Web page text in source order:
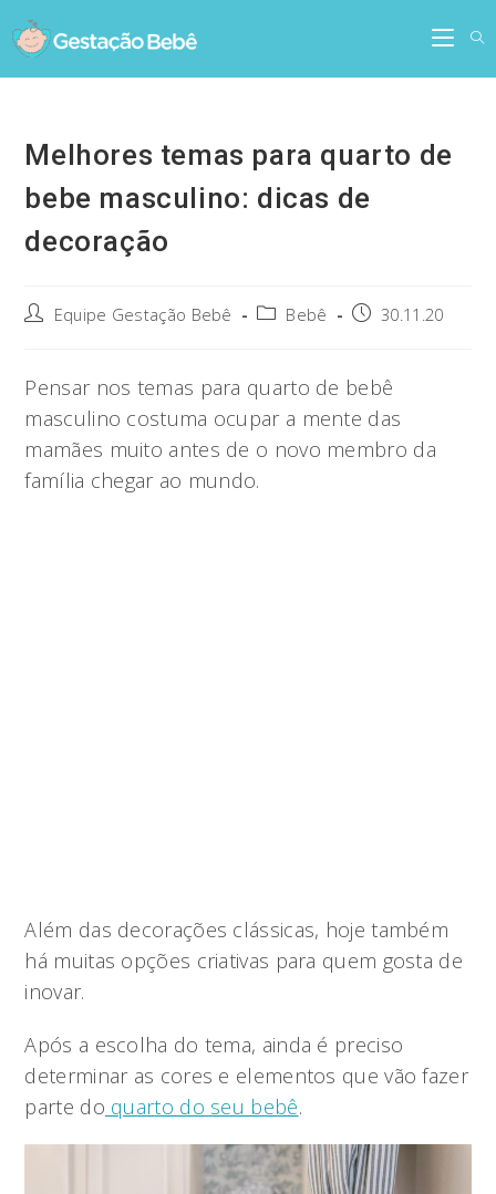
to
content
Melhores temas para quarto de
bebe masculino: dicas de
decoração
PostEquipe Gestação Bebê
PostBebê
Post30.11.20
Pensar nos temas para quarto de bebê
masculino costuma ocupar a mente das
mamães muito antes de o novo membro da
família chegar ao mundo.
Além das decorações clássicas, hoje também
há muitas opções criativas para quem gosta de
inovar.
Após a escolha do tema, ainda é preciso
determinar as cores e elementos que vão fazer
parte do quarto do seu bebê.